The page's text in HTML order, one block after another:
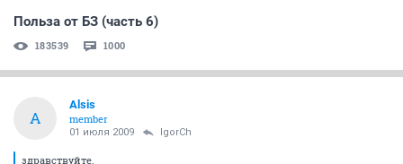
Польза от БЗ (часть 6)
183539 1000
A
Alsis
member
01 июля 2009 IgorCh
здравствуйте,